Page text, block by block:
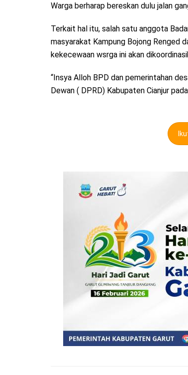
Warga berharap bereskan dulu jalan
Terkait hal itu, salah satu anggota
masyarakat Kampung Bojong Renged
kekecewaan wsrga ini akan
“Insya Alloh BPD dan pemerintahan
Dewan ( DPRD) Kabupaten Cianjur